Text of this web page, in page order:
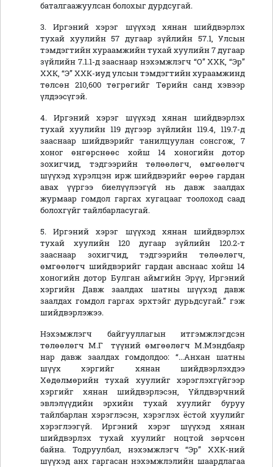
баталгаажуулсан болохыг дурдсугай.
3. Иргэний хэрэг шүүхэд хянан шийдвэрлэх
тухай хуулийн 57 дугаар зүйлийн 57.1, Улсын
тэмдэгтийн хураамжийн тухай хуулийн 7 дугаар
зүйлийн 7.1.1-д зааснаар нэхэмжлэгч “О” ХХК, “Эр”
ХХК, “Э” ХХК-иуд улсын тэмдэгтийн хураамжинд
төлсөн 210,600 төгрөгийг Төрийн санд хэвээр
үлдээсүгэй.
4. Иргэний хэрэг шүүхэд хянан шийдвэрлэх
тухай хуулийн 119 дүгээр зүйлийн 119.4, 119.7-д
зааснаар шийдвэрийг танилцуулан сонсгож, 7
хоног өнгөрснөөс хойш 14 хоногийн дотор
зохигчид, тэдгээрийн төлөөлөгч, өмгөөлөгч
шүүхэд хүрэлцэн ирж шийдвэрийг өөрөө гардан
авах үүргээ биелүүлээгүй нь давж заалдах
журмаар гомдол гаргах хугацааг тоолоход саад
болохгүйг тайлбарласугай.
5. Иргэний хэрэг шүүхэд хянан шийдвэрлэх
тухай хуулийн 120 дугаар зүйлийн 120.2-т
зааснаар зохигчид, тэдгээрийн төлөөлөгч,
өмгөөлөгч шийдвэрийг гардан авснаас хойш 14
хоногийн дотор Булган аймгийн Эрүү, Иргэний
хэргийн Давж заалдах шатны шүүхэд давж
заалдах гомдол гаргах эрхтэйг дурьдсугай.” гэж
шийдвэрлэжээ.
Нэхэмжлэгч байгууллагын итгэмжлэгдсэн
төлөөлөгч М.Г түүний өмгөөлөгч М.Мэндбаяр
нар давж заалдах гомдолдоо: “...Анхан шатны
шүүх хэргийг хянан шийдвэрлэхдээ
Хөдөлмөрийн тухай хуулийг хэрэглэхгүйгээр
хэргийг хянан шийдвэрлэсэн, Үйлдвэрчний
эвлэлүүдийн эрхийн тухай хуулийг буруу
тайлбарлан хэрэглэсэн, хэрэглэх ёстой хуулийг
хэрэглээгүй. Иргэний хэрэг шүүхэд хянан
шийдвэрлэх тухай хуулийг ноцтой зөрчсөн
байна. Тодруулбал, нэхэмжлэгч “Эр” ХХК-ний
шүүхэд анх гаргасан нэхэмжлэлийн шаардлагаа